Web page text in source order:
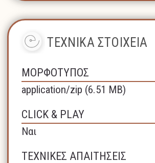
ΤΕΧΝΙΚΑ ΣΤΟΙΧΕΙΑ
ΜΟΡΦΟΤΥΠΟΣ
application/zip (6.51 MB)
CLICK & PLAY
Ναι
ΤΕΧΝΙΚΕΣ ΑΠΑΙΤΗΣΕΙΣ